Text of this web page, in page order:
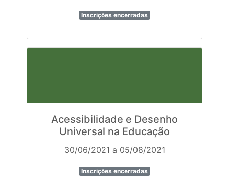
Inscrições encerradas
Acessibilidade e Desenho
Universal na Educação
30/06/2021 a 05/08/2021
Inscrições encerradas